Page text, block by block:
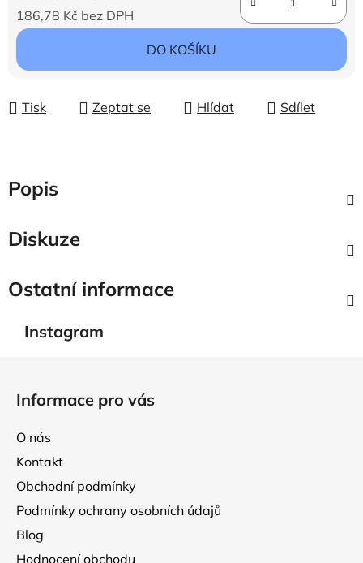
186,78 Kč bez DPH
Měrná cena:
DO KOŠÍKU
Tisk Zeptat se Hlídat Sdílet
Popis
Diskuze
Ostatní informace
Instagram
Informace pro vás
O nás
Kontakt
Obchodní podmínky
Podmínky ochrany osobních údajů
Blog
Hodnocení obchodu